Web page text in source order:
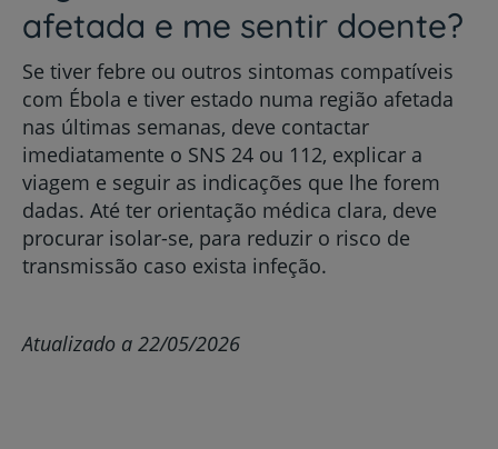
afetada e me sentir doente?
Se tiver febre ou outros sintomas compatíveis
com Ébola e tiver estado numa região afetada
nas últimas semanas, deve contactar
imediatamente o SNS 24 ou 112, explicar a
viagem e seguir as indicações que lhe forem
dadas. Até ter orientação médica clara, deve
procurar isolar-se, para reduzir o risco de
transmissão caso exista infeção.
Atualizado a 22/05/2026